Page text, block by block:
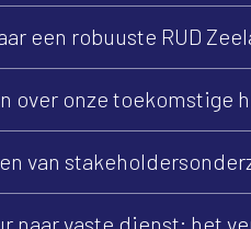
een robuuste RUD
over onze toekomstige
van
naar vaste dienst: het